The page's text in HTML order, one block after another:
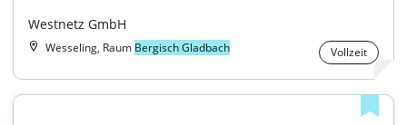
Westnetz GmbH
Wesseling, Raum Bergisch Gladbach Vollzeit